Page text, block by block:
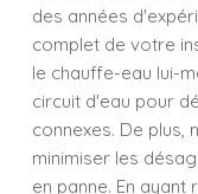
des années
complet de votre
le chauffe-eau lui-
circuit d'eau pour
connexes. De plus,
minimiser les
en panne. En